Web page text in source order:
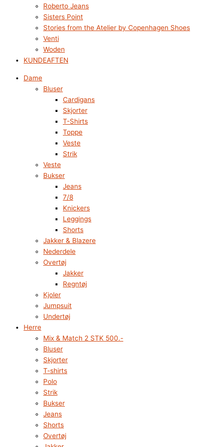
Roberto Jeans
Sisters Point
Stories from the Atelier by Copenhagen Shoes
Venti
Woden
KUNDEAFTEN
Dame
Bluser
Cardigans
Skjorter
T-Shirts
Toppe
Veste
Strik
Veste
Bukser
Jeans
7/8
Knickers
Leggings
Shorts
Jakker & Blazere
Nederdele
Overtøj
Jakker
Regntøj
Kjoler
Jumpsuit
Undertøj
Herre
Mix & Match 2 STK 500.-
Bluser
Skjorter
T-shirts
Polo
Strik
Bukser
Jeans
Shorts
Overtøj